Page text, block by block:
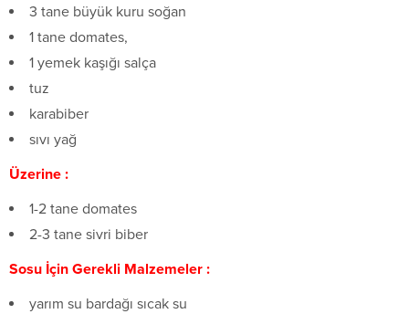
3 tane büyük kuru soğan
1 tane domates,
1 yemek kaşığı salça
tuz
karabiber
sıvı yağ
Üzerine :
1-2 tane domates
2-3 tane sivri biber
Sosu İçin Gerekli Malzemeler :
yarım su bardağı sıcak su